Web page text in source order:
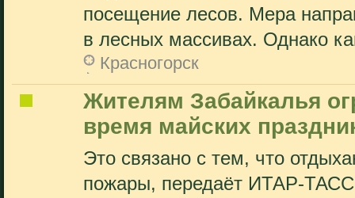
посещение лесов. Мера
в лесных массивах. Однако
Красногорск
Жителям Забайкалья
время майских
Это связано с тем, что
пожары, передаёт ИТАР-